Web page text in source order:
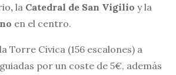
, la Catedral de San Vigilio y la
en el centro.
Torre Cívica (156 escalones) a
por un coste de 5€, además